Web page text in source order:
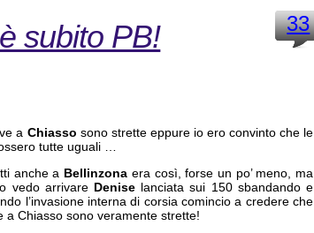
33
subito PB!
a Chiasso sono strette eppure io ero convinto che le
tutte uguali …
anche a Bellinzona era così, forse un po’ meno, ma
vedo arrivare Denise lanciata sui 150 sbandando e
l’invasione interna di corsia comincio a credere che
a Chiasso sono veramente strette!